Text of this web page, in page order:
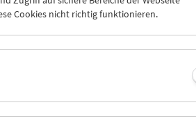
11. September bis 22.
Der Vorfrühling des
Cookies nicht richtig funktionieren.